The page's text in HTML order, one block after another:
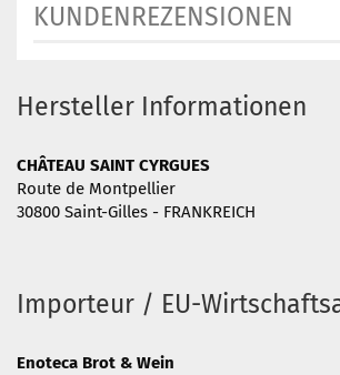
KUNDENREZENSIONEN
Hersteller Informationen
CHÂTEAU SAINT CYRGUES
Route de Montpellier
30800 Saint-Gilles - FRANKREICH
Importeur / EU-
Enoteca Brot & Wein